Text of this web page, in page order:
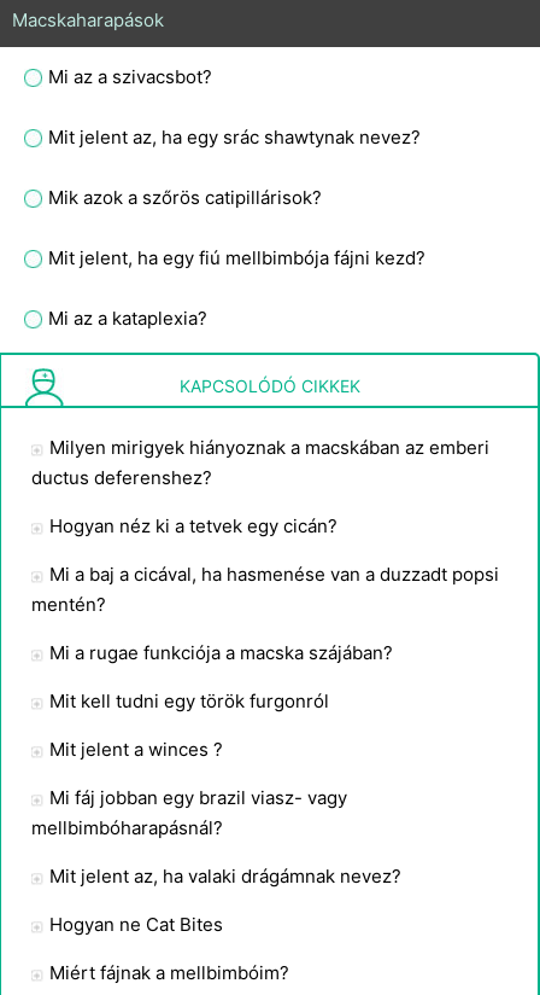
Macskaharapások
Mi az a szivacsbot?
Mit jelent az, ha egy srác shawtynak nevez?
Mik azok a szőrös catipillárisok?
Mit jelent, ha egy fiú mellbimbója fájni kezd?
Mi az a kataplexia?
Miért fáj a tizenéves fiúk mellbimbója?
KAPCSOLÓDÓ CIKKEK
Milyen mirigyek hiányoznak a macskában az emberi
ductus deferenshez?
Hogyan néz ki a tetvek egy cicán?
Mi a baj a cicával, ha hasmenése van a duzzadt popsi
mentén?
Mi a rugae funkciója a macska szájában?
Mit kell tudni egy török ​​furgonról
Mit jelent a winces ?
Mi fáj jobban egy brazil viasz- vagy
mellbimbóharapásnál?
Mit jelent az, ha valaki drágámnak nevez?
Hogyan ne Cat Bites
Miért fájnak a mellbimbóim?